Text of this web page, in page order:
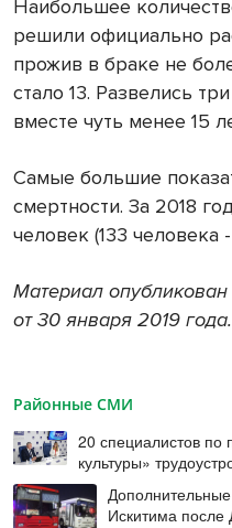
Наибольшее
решили официально
прожив в браке не
стало 13. Развелись
вместе чуть менее 15
Самые большие
смертности. За 2018
человек (133 человека
Материал
от 30 января 2019 года.
Районные СМИ
20 специалистов по
культуры»
области в этом году
Дополнительные
Искитима после